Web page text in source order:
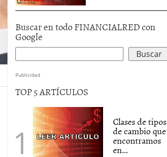
Buscar en todo FINANCIALRED con
Google
Publicidad
TOP 5 ARTÍCULOS
Clases de tipos
de cambio que
encontramos
en...